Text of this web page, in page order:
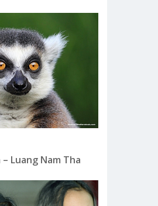
Luang Nam Tha